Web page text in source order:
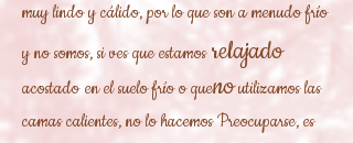
muy lindo y cálido, por lo que son a menudo frío
y no somos, si ves que estamos relajado
acostado en el suelo frío o quenoutilizamos las
camas calientes, no lo hacemos Preocuparse, es